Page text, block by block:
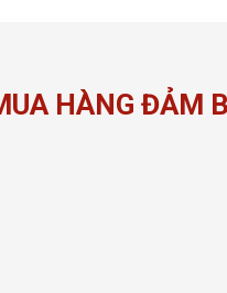
HÀNG ĐẢM